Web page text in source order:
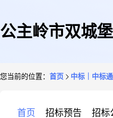
公主岭市双城
您当前的位置： 首页 中标｜中标
首页 招标预告 招标